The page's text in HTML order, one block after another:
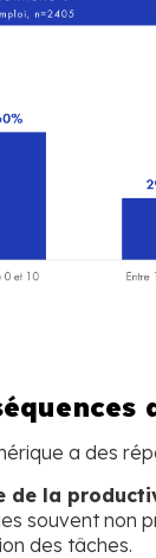
a des
de la
souvent non
des tâches.